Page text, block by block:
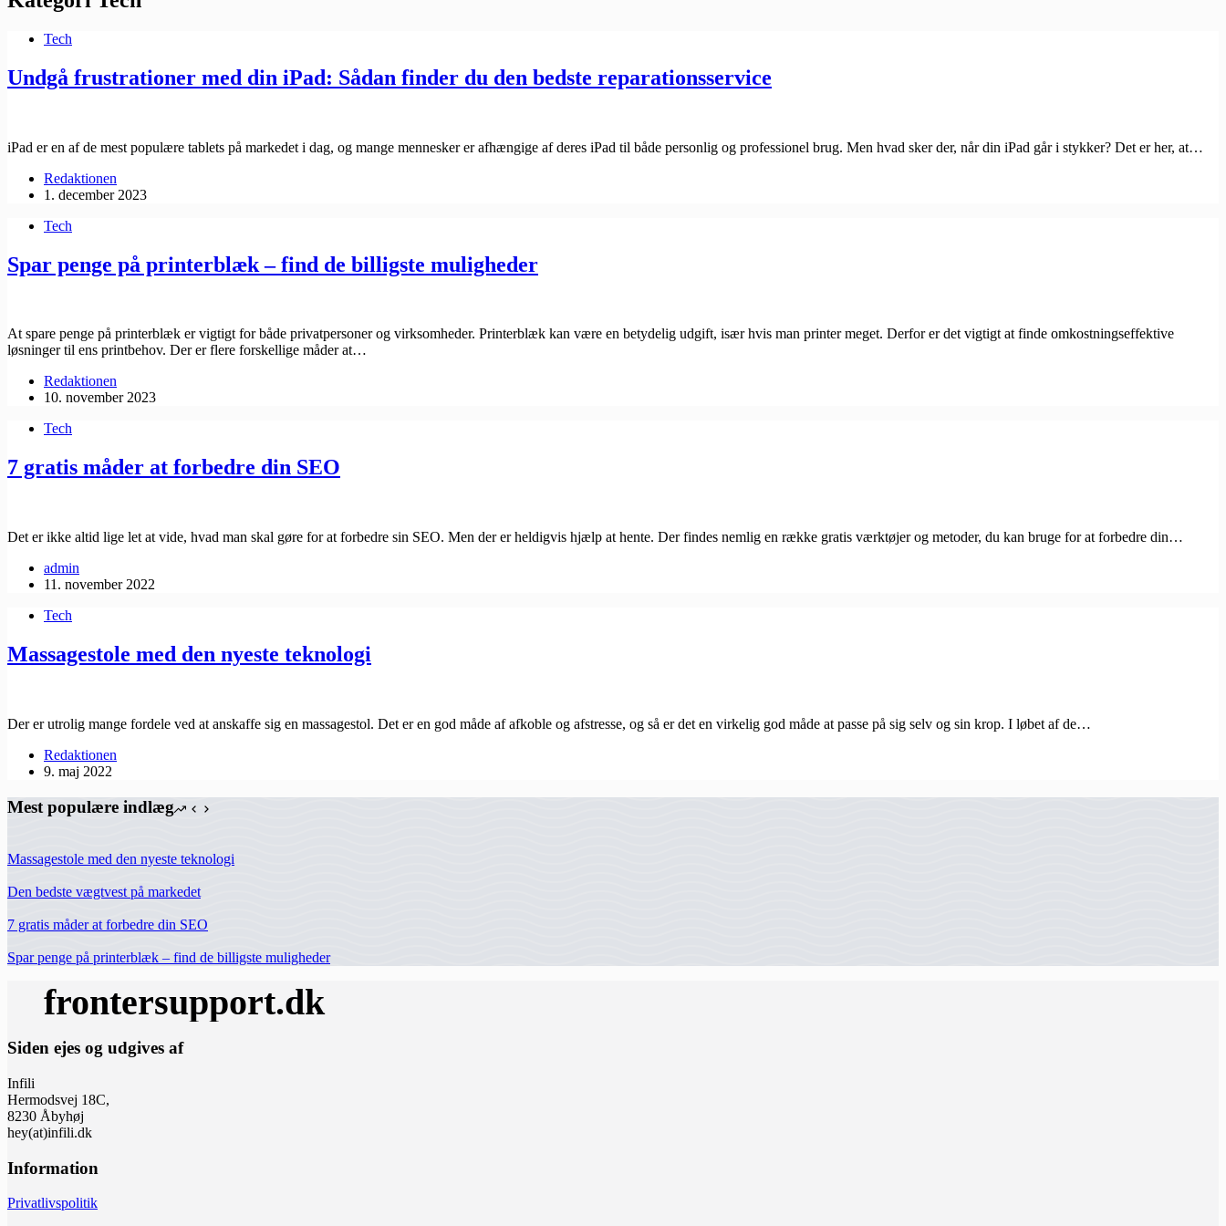
Tech
Undgå frustrationer med din iPad: Sådan finder du den bedste reparationsservice
iPad er en af de mest populære tablets på markedet i dag, og mange mennesker er afhængige af deres iPad til både personlig og professionel brug. Men hvad sker der, når din iPad går i stykker? Det er her, at…
Redaktionen
1. december 2023
Tech
Spar penge på printerblæk – find de billigste muligheder
At spare penge på printerblæk er vigtigt for både privatpersoner og virksomheder. Printerblæk kan være en betydelig udgift, især hvis man printer meget. Derfor er det vigtigt at finde omkostningseffektive
løsninger til ens printbehov. Der er flere forskellige måder at…
Redaktionen
10. november 2023
Tech
7 gratis måder at forbedre din SEO
Det er ikke altid lige let at vide, hvad man skal gøre for at forbedre sin SEO. Men der er heldigvis hjælp at hente. Der findes nemlig en række gratis værktøjer og metoder, du kan bruge for at forbedre din…
admin
11. november 2022
Tech
Massagestole med den nyeste teknologi
Der er utrolig mange fordele ved at anskaffe sig en massagestol. Det er en god måde af afkoble og afstresse, og så er det en virkelig god måde at passe på sig selv og sin krop. I løbet af de…
Redaktionen
9. maj 2022
Mest populære indlæg
Massagestole med den nyeste teknologi
Den bedste vægtvest på markedet
7 gratis måder at forbedre din SEO
Spar penge på printerblæk – find de billigste muligheder
Siden ejes og udgives af
Infili
Hermodsvej 18C,
8230 Åbyhøj
hey(at)infili.dk
Information
Privatlivspolitik